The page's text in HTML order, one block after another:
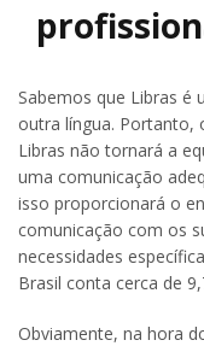
Sabemos que Libras é
outra língua. Portanto,
Libras não tornará a
uma comunicação
isso proporcionará o
comunicação com os
necessidades
Brasil conta cerca de
Obviamente, na hora